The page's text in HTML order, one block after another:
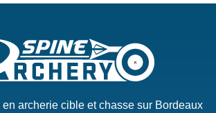
archerie cible et chasse sur Bordeaux